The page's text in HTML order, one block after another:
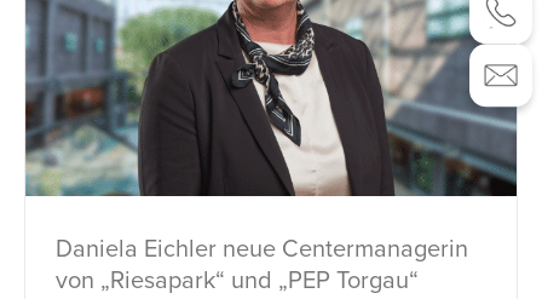
Daniela Eichler neue Centermanagerin
von „Riesapark“ und „PEP Torgau“